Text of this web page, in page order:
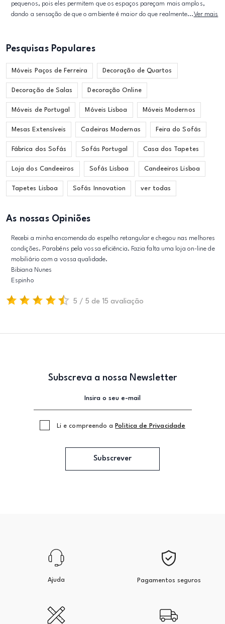
pequenos, pois eles permitem que os espaços pareçam mais amplos,
dando a sensação de que o ambiente é maior do que realmente...Ver mais
Pesquisas Populares
Móveis Paços de Ferreira Decoração de Quartos
Decoração de Salas Decoração Online
Móveis de Portugal Móveis Lisboa Móveis Modernos
Mesas Extensíveis Cadeiras Modernas Feira do Sofás
Fábrica dos Sofás Sofás Portugal Casa dos Tapetes
Loja dos Candeeiros Sofás Lisboa Candeeiros Lisboa
Tapetes Lisboa Sofás Innovation ver todas
As nossas Opiniões
Recebi a minha encomenda do espelho retangular e chegou nas melhores
condições. Parabéns pela vossa eficiência. Fazia falta uma loja on-line de
mobiliário com a vossa qualidade.
Bibiana Nunes
Espinho
5 / 5 de 15 avaliação
Subscreva a nossa Newsletter
Li e compreendo a Politica de Privacidade
Subscrever
Ajuda Pagamentos seguros